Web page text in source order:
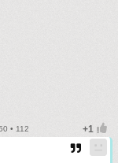
• 112